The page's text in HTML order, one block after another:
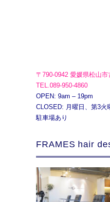
〒790-0942 愛媛県松山
TEL.089-950-4860
OPEN: 9am – 19pm
CLOSED: 月曜日、第3火
駐車場あり
FRAMES hair